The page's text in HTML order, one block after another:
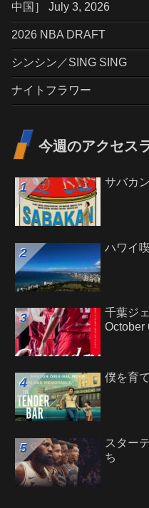
中国］ July 3, 2026
2026 NBA DRAFT
シンシン／SING SING
ナイトフラワー
今週のアクセス
サバカ
ハワイ
千葉ジ
October
僕を育
スター
ち